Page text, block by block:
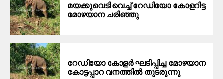
മയക്കുവെടി വെച്ച് റേഡിയോ കോളറിട്ട
മോഴയാന ചരിഞ്ഞു
റേഡിയോ കോളർ ഘടിപ്പിച്ച മോഴയാന
കോട്ടപ്പാറ വനത്തിൽ തുടരുന്നു